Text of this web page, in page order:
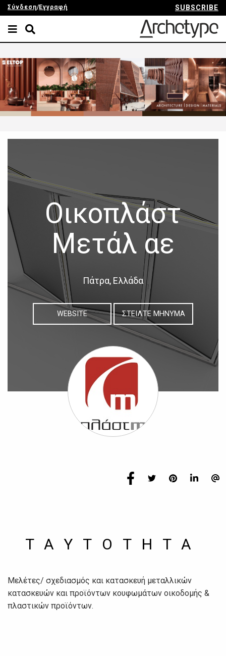
Σύνδεση/Εγγραφή SUBSCRIBE
Οικοπλάστ
Μετάλ αε
Πάτρα, Ελλάδα
WEBSITE ΣΤΕΙΛΤΕ ΜΗΝΥΜΑ
TAYTOTHTA
Μελέτες/ σχεδιασμός και κατασκευή μεταλλικών
κατασκευών και προϊόντων κουφωμάτων οικοδομής &
πλαστικών προϊόντων.